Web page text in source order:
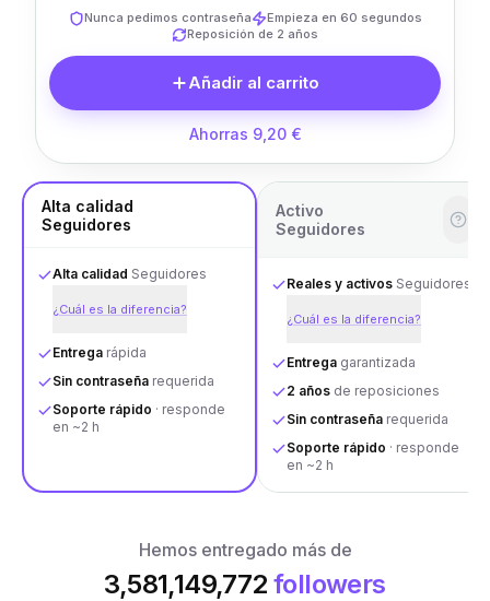
Nunca pedimos contraseña
Empieza en 60 segundos
Reposición de 2 años
Añadir al carrito
Ahorras 9,20 €
Alta calidad
Seguidores
Alta calidad Seguidores
¿Cuál es la diferencia?
Entrega rápida
Sin contraseña requerida
Soporte rápido · responde
en ~2 h
Activo
Seguidores
Reales y activos Seguidores
¿Cuál es la diferencia?
Entrega garantizada
2 años de reposiciones
Sin contraseña requerida
Soporte rápido · responde
en ~2 h
Hemos entregado más de
3,581,149,772 followers